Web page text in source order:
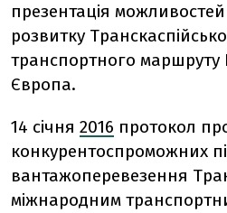
презентація
розвитку
транспортного
Європа.
14 січня 2016 протокол
конкурентоспроможних
вантажоперевезення
міжнародним